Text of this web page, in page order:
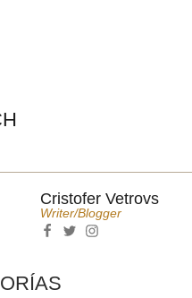
Cristofer Vetrovs
Writer/blogger